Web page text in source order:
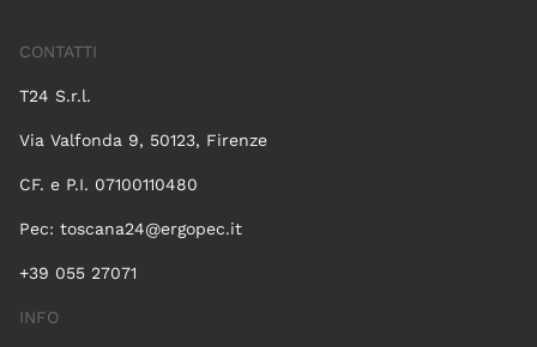
CONTATTI
T24 S.r.l.
Via Valfonda 9, 50123, Firenze
CF. e P.I. 07100110480
Pec: toscana24@ergopec.it
+39 055 27071
INFO